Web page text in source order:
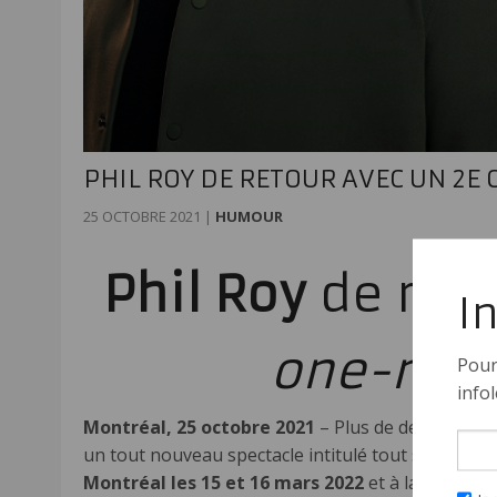
PHIL ROY DE RETOUR AVEC UN
25 OCTOBRE 2021 | HUMOUR
Phil Royde
one-
Montréal, 25 octobre 2021 – Plus de deux ans
un tout nouveau spectacle intitulé tout
Montréal les 15 et 16 mars 2022et à la